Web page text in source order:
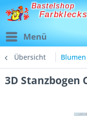
Bastelshop
Farbklecks
Menü
Übersicht Blumen
3D Stanzbogen